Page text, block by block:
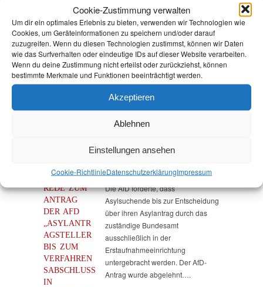
Cookie-Zustimmung verwalten
Um dir ein optimales Erlebnis zu bieten, verwenden wir Technologien wie
Cookies, um Geräteinformationen zu speichern und/oder darauf
zuzugreifen. Wenn du diesen Technologien zustimmst, können wir Daten
wie das Surfverhalten oder eindeutige IDs auf dieser Website verarbeiten.
Wenn du deine Zustimmung nicht erteilst oder zurückziehst, können
bestimmte Merkmale und Funktionen beeinträchtigt werden.
Akzeptieren
Ablehnen
Einstellungen ansehen
Cookie-RichtlinieDatenschutz­erklärungImpressum
Kommunales(107)
LINKES(108)
NSU(29)
Religion & Dialog(35)
Sicherheit(98)
Startseite/Aufenthaltsdauer
REDE ZUM
ANTRAG
DER AFD
„ASYLANTR
AGSTELLER
BIS ZUM
VERFAHREN
SABSCHLUSS
IN
Flucht & Migration
Die AfD forderte, dass
Asylsuchende bis zur Entscheidung
über ihren Asylantrag durch das
zuständige Bundesamt
ausschließlich in der
Erstaufnahmeeinrichtung
untergebracht werden. Der AfD-
Antrag wurde abgelehnt….